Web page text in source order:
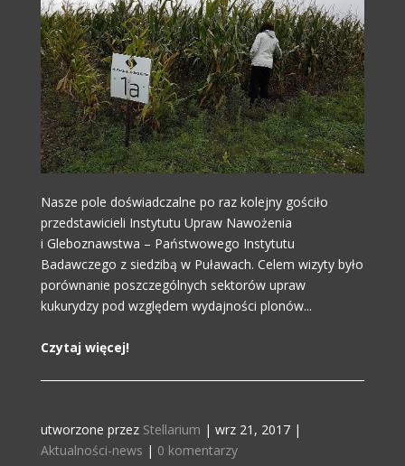
Nasze pole doświadczalne po raz kolejny gościło
przedstawicieli Instytutu Upraw Nawożenia
i Gleboznawstwa – Państwowego Instytutu
Badawczego z siedzibą w Puławach. Celem wizyty było
porównanie poszczególnych sektorów upraw
kukurydzy pod względem wydajności plonów...
Czytaj więcej!
utworzone przez Stellarium | wrz 21, 2017|
Aktualności-news | 0 komentarzy